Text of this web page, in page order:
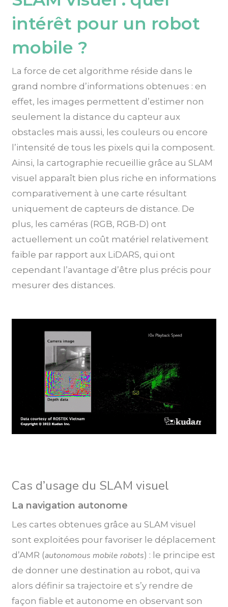
intérêt pour un robot
mobile ?
La force de cet algorithme réside dans le
grand nombre d’informations obtenues : en
effet, les images permettent d’estimer non
seulement la distance du capteur aux
obstacles mais aussi, les couleurs ou encore
l’intensité de tous les pixels qui la composent.
Ainsi, la cartographie recueillie grâce au SLAM
visuel apparaît bien plus riche en informations
comparativement à une carte résultant
uniquement de capteurs de distance. De
plus, les caméras (RGB, RGB-D) ont
actuellement un coût matériel relativement
faible par rapport aux LiDARS, qui ont
cependant l’avantage d’être plus précis pour
mesurer des distances.
Cas d’usage du SLAM visuel
La navigation autonome
Les cartes obtenues grâce au SLAM visuel
sont exploitées pour favoriser le déplacement
d’AMR (autonomous mobile robots) : le principe est
de donner une destination au robot, qui va
alors définir sa trajectoire et s’y rendre de
façon fiable et autonome en observant son